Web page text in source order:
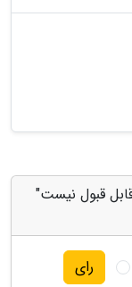
قبول نیست"
رای